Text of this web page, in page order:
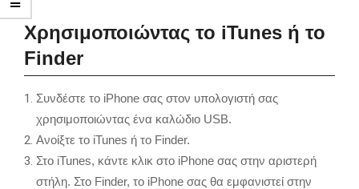
Χρησιμοποιώντας το iTunes ή το
Finder
Συνδέστε το iPhone σας στον υπολογιστή σας
χρησιμοποιώντας ένα καλώδιο USB.
Ανοίξτε το iTunes ή το Finder.
Στο iTunes, κάντε κλικ στο iPhone σας στην αριστερή
στήλη. Στο Finder, το iPhone σας θα εμφανιστεί στην